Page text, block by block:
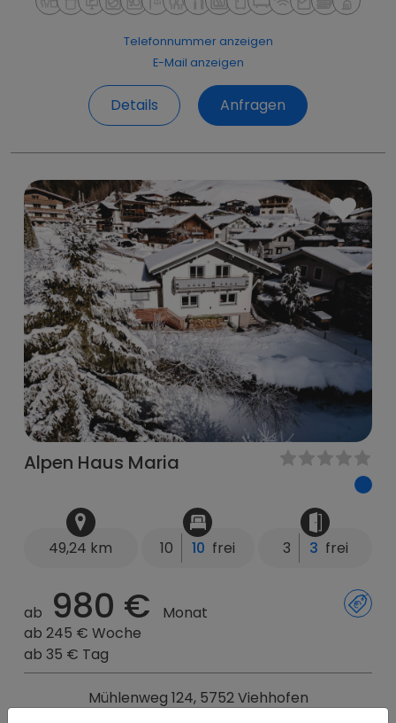
Telefonnummer anzeigen
E-Mail anzeigen
Details Anfragen
Alpen Haus Maria
49,24 km 10 10 frei 3 3 frei
ab 980 €
Monat
ab 245 € Woche
ab 35 € Tag
Mühlenweg 124, 5752 Viehhofen